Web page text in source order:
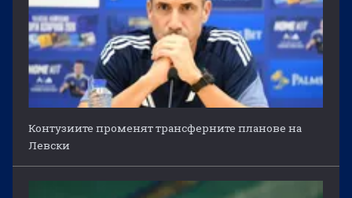
Контузиите променят трансферните планове на
Левски